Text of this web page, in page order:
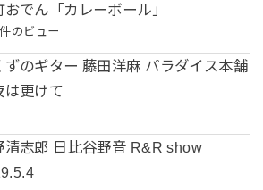
おでん「カレーボール」
のビュー
ずのギター 藤田洋麻 パラダイス本舗
は更けて
清志郎 日比谷野音 R&R show